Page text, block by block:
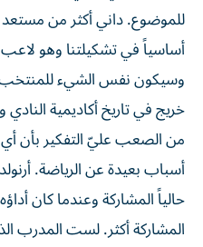
للموضوع. داني أكثر من
أساسياً في تشكيلتنا وهو
وسيكون نفس الشيء للمنتخب.
خريج في تاريخ أكاديمية
من الصعب عليّ التفكير بأن
أسباب بعيدة عن الرياضة.
حالياً المشاركة وعندما كان
المشاركة أكثر. لست المدرب